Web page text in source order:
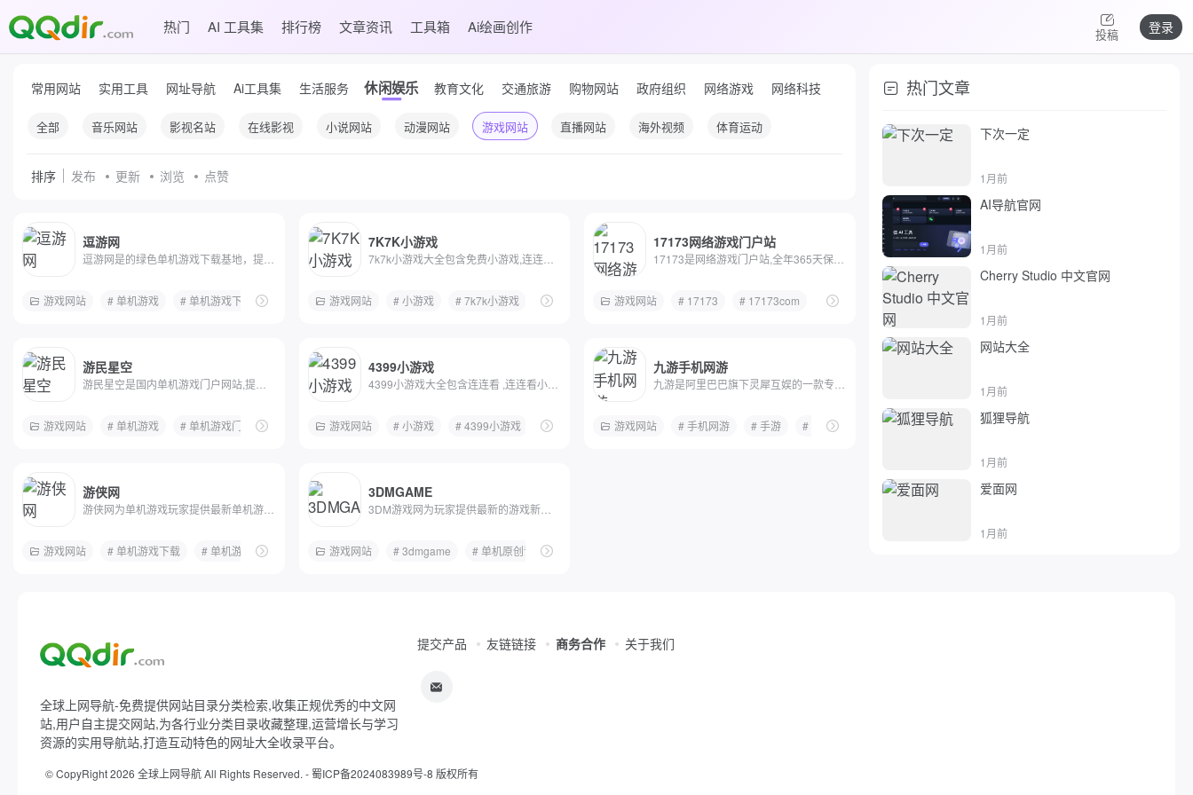
热门 AI 工具集 排行榜 文章资讯 工具箱 Ai绘画创作 投稿 登录
常用网站 实用工具 网址导航 Ai工具集 生活服务 休闲娱乐 教育文化 交通旅游 购物网站 政府组织 网络游戏 网络科技
全部 音乐网站 影视名站 在线影视 小说网站 动漫网站 游戏网站 直播网站 海外视频 体育运动
排序 发布 更新 浏览 点赞
逗游网
游戏网站 # 单机游戏 # 单机游戏下载 # 单机游戏大全 # 网络游戏 # 手机游戏
7K7K小游戏
7k7k小游戏大全包含免费小游戏,连连看,双人小游戏网页版...
游戏网站 # 小游戏 # 7k7k小游戏 # 双人小游戏 # 小游戏在线玩 # 在线免费游戏大全 # 秒玩小游戏
17173网络游戏门户站
游戏网站 # 17173 # 17173com # 17173游戏网 # 网络游戏
游民星空
游戏网站 # 单机游戏 # 单机游戏门户 # pc游戏下载 # 攻略秘籍 # 游戏资讯 # 图片
4399小游戏
4399小游戏大全包含连连看 ,连连看小游戏大全,双人小游戏...
游戏网站 # 小游戏 # 4399小游戏 # 在线小游戏 # 双人小游戏 # 小游戏大全 # 双人小游戏大全
九游手机网游
游戏网站 # 手机网游 # 手游 # 手机游戏 # 云游戏 # 手机游戏下载
游侠网
游戏网站 # 单机游戏下载 # 单机游戏门户 # 单机游戏新闻评测 # 单机游戏补丁 # 单机游戏攻略秘籍
3DMGAME
3DM游戏网为玩家提供最新的游戏新闻、攻略、单机游戏资源...
游戏网站 # 3dmgame # 单机原创评测
热门文章
下次一定
1月前
AI导航官网
1月前
Cherry Studio 中文官网
1月前
网站大全
1月前
狐狸导航
1月前
爱面网
1月前
全球上网导航-免费提供网站目录分类检索,收集正规优秀的中文网
站,用户自主提交网站,为各行业分类目录收藏整理,运营增长与学习
资源的实用导航站,打造互动特色的网址大全收录平台。
提交产品 友链链接 商务合作 关于我们
© CopyRight 2026 全球上网导航 All Rights Reserved. -蜀ICP备2024083989号-8 版权所有